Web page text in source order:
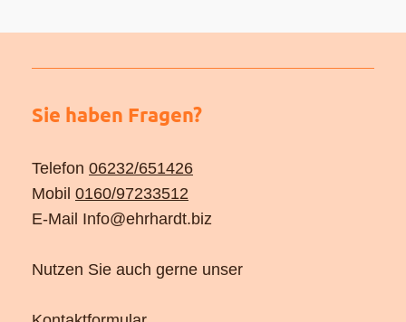
Sie haben Fragen?
Telefon 06232/651426
Mobil 0160/97233512
E-Mail Info@ehrhardt.biz
Nutzen Sie auch gerne unser